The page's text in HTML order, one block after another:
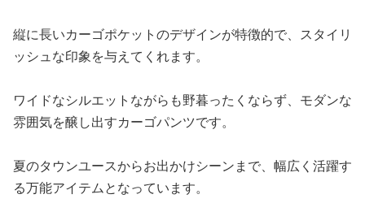
縦に長いカーゴポケットのデザインが特徴的で、スタイリ
ッシュな印象を与えてくれます。
ワイドなシルエットながらも野暮ったくならず、モダンな
雰囲気を醸し出すカーゴパンツです。
夏のタウンユースからお出かけシーンまで、幅広く活躍す
る万能アイテムとなっています。